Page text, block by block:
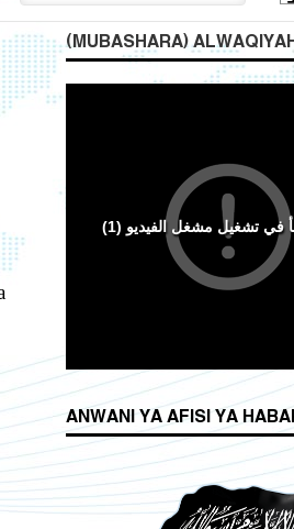
(MUBASHARA)
ANWANI YA AFISI YA